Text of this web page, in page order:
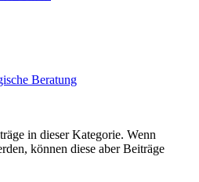
Beratung
in dieser Kategorie. Wenn
können diese aber Beiträge